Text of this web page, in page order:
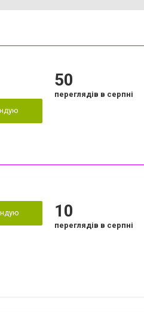
50
переглядів в серпні
10
переглядів в серпні